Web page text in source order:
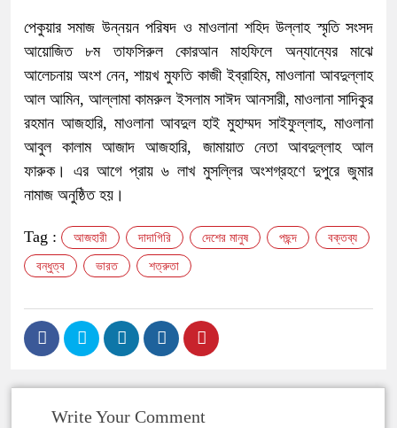
পেকুয়ার সমাজ উন্নয়ন পরিষদ ও মাওলানা শহিদ উল্লাহ স্মৃতি সংসদ
আয়োজিত ৮ম তাফসিরুল কোরআন মাহফিলে অন্যান্যের মাঝে
আলেচনায় অংশ নেন, শায়খ মুফতি কাজী ইব্রাহিম, মাওলানা আবদুল্লাহ
আল আমিন, আল্লামা কামরুল ইসলাম সাঈদ আনসারী, মাওলানা সাদিকুর
রহমান আজহারি, মাওলানা আবদুল হাই মুহাম্মদ সাইফুল্লাহ, মাওলানা
আবুল কালাম আজাদ আজহারি, জামায়াত নেতা আবদুল্লাহ আল
ফারুক। এর আগে প্রায় ৬ লাখ মুসল্লির অংশগ্রহণে দুপুরে জুমার
নামাজ অনুষ্ঠিত হয়।
Tag : আজহারী দাদাগিরি দেশের মানুষ পছন্দ বক্তব্য
বন্ধুত্ব ভারত শত্রুতা
Write Your Comment